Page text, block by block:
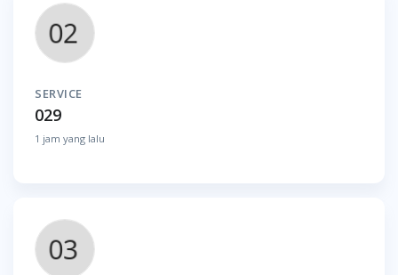
SERVICE
029
1 jam yang lalu